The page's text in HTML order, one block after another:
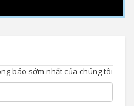
báo sớm nhất của chúng tôi